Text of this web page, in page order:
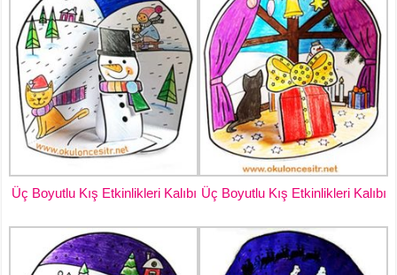
Üç Boyutlu Kış Etkinlikleri Kalıbı Üç Boyutlu Kış Etkinlikleri Kalıbı